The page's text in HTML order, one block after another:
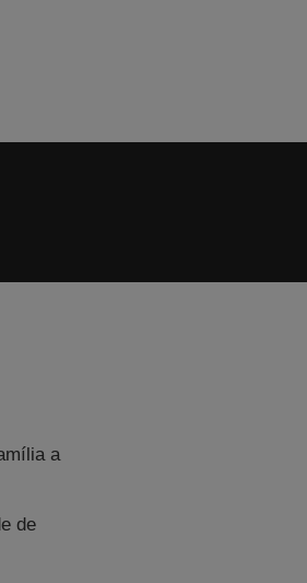
a
de